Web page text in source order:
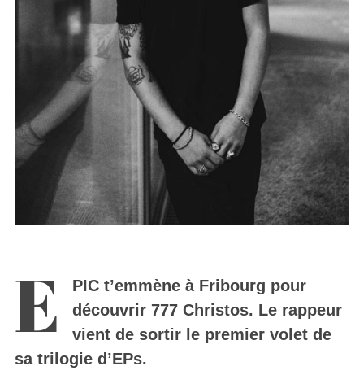
E
PIC t’emmène à Fribourg pour
découvrir 777 Christos. Le rappeur
vient de sortir le premier volet de
sa trilogie d’EPs.